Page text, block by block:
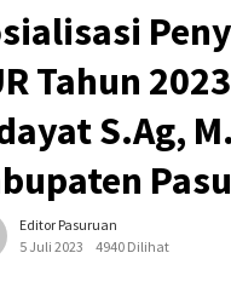
Tahun
S.Ag,
Editor Pasuruan
5 Juli 2023
4940 Dilihat